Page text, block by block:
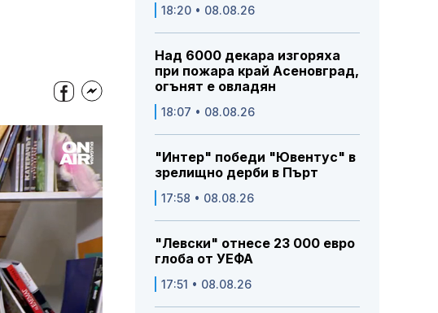
18:20 • 08.08.26
Над 6000 декара изгоряха
при пожара край Асеновград,
огънят е овладян
18:07 • 08.08.26
"Интер" победи "Ювентус" в
зрелищно дерби в Пърт
17:58 • 08.08.26
"Левски" отнесе 23 000 евро
глоба от УЕФА
17:51 • 08.08.26